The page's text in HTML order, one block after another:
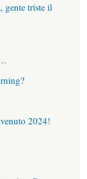
gente triste il
2024!